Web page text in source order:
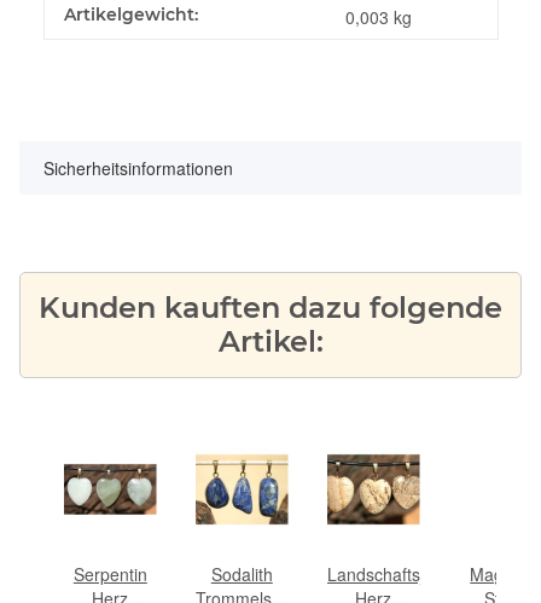
Produkteigenschaft
Wert
Artikelgewicht: 0,003 kg
Sicherheitsinformationen
Kunden kauften dazu folgende
Artikel:
Serpentin
Herz
Sodalith
Trommelstein
Landschaftsjaspis
Herz
Magnesit
Stern